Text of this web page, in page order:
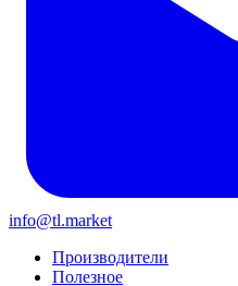
info@tl.market
Производители
Полезное